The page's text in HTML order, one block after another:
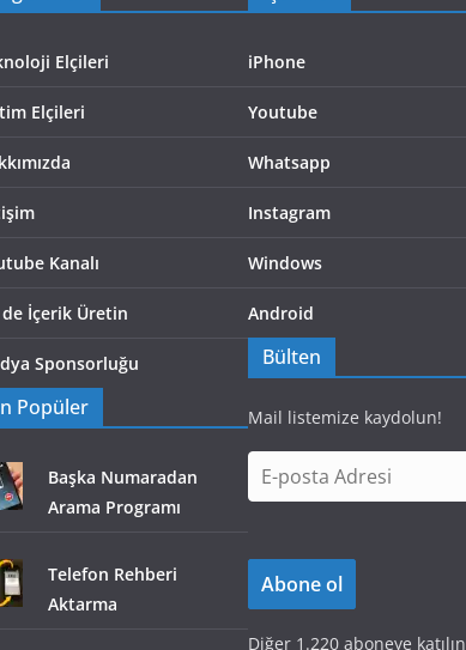
Elçileri
Elçileri
Kanalı
de İçerik Üretin
Sponsorluğu
Popüler
Başka Numaradan
Arama Programı
Telefon Rehberi
Aktarma
iPhone
Youtube
Whatsapp
Instagram
Windows
Android
Bülten
Mail listemize kaydolun!
-
o
t
a
Abone ol
Diğer 1.220 aboneye katılın